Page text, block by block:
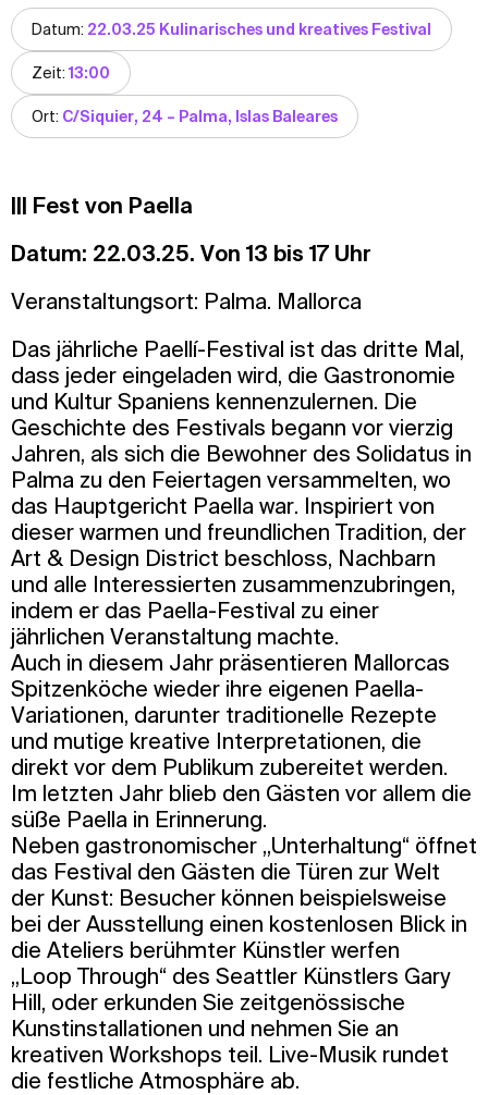
Datum: 22.03.25 Kulinarisches und kreatives Festival
Zeit:13:00
Ort: C/Siquier, 24 – Palma, Islas Baleares
||| Fest von Paella
Datum: 22.03.25. Von 13 bis 17 Uhr
Veranstaltungsort: Palma. Mallorca
Das jährliche Paellí-Festival ist das dritte Mal,
dass jeder eingeladen wird, die Gastronomie
und Kultur Spaniens kennenzulernen. Die
Geschichte des Festivals begann vor vierzig
Jahren, als sich die Bewohner des Solidatus in
Palma zu den Feiertagen versammelten, wo
das Hauptgericht Paella war. Inspiriert von
dieser warmen und freundlichen Tradition, der
Art & Design District beschloss, Nachbarn
und alle Interessierten zusammenzubringen,
indem er das Paella-Festival zu einer
jährlichen Veranstaltung machte.
Auch in diesem Jahr präsentieren Mallorcas
Spitzenköche wieder ihre eigenen Paella-
Variationen, darunter traditionelle Rezepte
und mutige kreative Interpretationen, die
direkt vor dem Publikum zubereitet werden.
Im letzten Jahr blieb den Gästen vor allem die
süße Paella in Erinnerung.
Neben gastronomischer „Unterhaltung“ öffnet
das Festival den Gästen die Türen zur Welt
der Kunst: Besucher können beispielsweise
bei der Ausstellung einen kostenlosen Blick in
die Ateliers berühmter Künstler werfen
„Loop Through“ des Seattler Künstlers Gary
Hill, oder erkunden Sie zeitgenössische
Kunstinstallationen und nehmen Sie an
kreativen Workshops teil. Live-Musik rundet
die festliche Atmosphäre ab.